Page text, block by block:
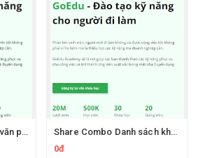
Share khóa học GoEdu văn phòng từ cơ bản đến chuyên nghiệp
Share Combo Danh sách khóa học của GoEdu
0đ